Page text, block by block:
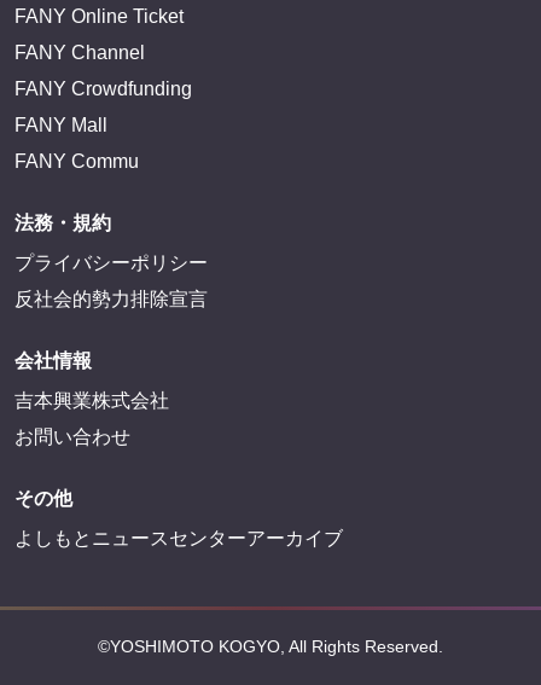
FANY Online Ticket
FANY Channel
FANY Crowdfunding
FANY Mall
FANY Commu
法務・規約
プライバシーポリシー
反社会的勢力排除宣言
会社情報
吉本興業株式会社
お問い合わせ
その他
よしもとニュースセンターアーカイブ
©YOSHIMOTO KOGYO, All Rights Reserved.